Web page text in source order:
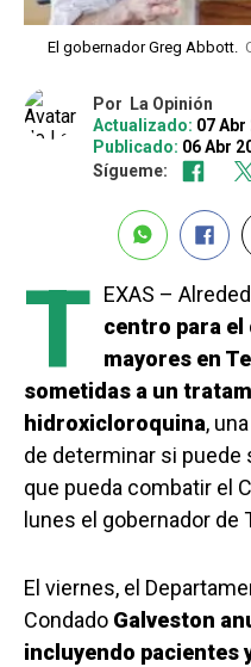
El gobernador Greg Abbott.
Por
La Opinión
Actualizado: 07 Abr
Publicado: 06 Abr
Sígueme:
T EXAS –
centro para
mayores en
sometidas a un
hidroxicloroquina,
de determinar si
que pueda combatir el
lunes el gobernador de
El viernes, el
Condado Galveston
incluyendo pacientes